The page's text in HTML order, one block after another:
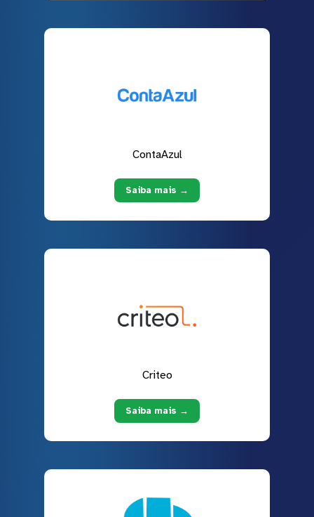
ContaAzul
Saiba mais →
Criteo
Saiba mais →